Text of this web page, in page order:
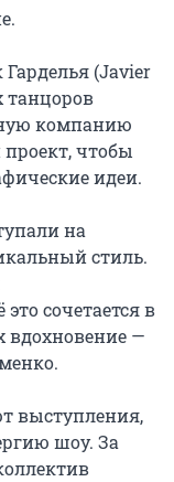
Гарделья (Javier
танцоров
компанию
чтобы
идеи.
на
стиль.
сочетается в
вдохновение —
выступления,
шоу. За